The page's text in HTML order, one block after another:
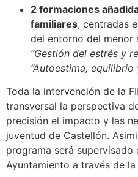
2 formaciones
familiares, centradas
del entorno del menor
“Gestión del estrés y
“Autoestima, equilibrio
Toda la intervención de la
transversal la perspectiva
precisión el impacto y las
juventud de Castellón.
programa será
Ayuntamiento a través de